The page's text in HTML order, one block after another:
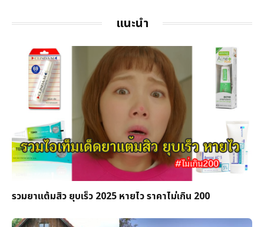
แนะนำ
รวมยาแต้มสิว ยุบเร็ว 2025 หายไว ราคาไม่เกิน 200